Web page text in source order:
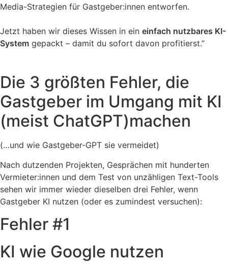
Media-Strategien für Gastgeber:innen entworfen.
Jetzt haben wir dieses Wissen in ein einfach nutzbares KI-
System gepackt – damit du sofort davon profitierst.”
Die 3 größten Fehler, die
Gastgeber im Umgang mit KI
(meist ChatGPT)machen
(…und wie Gastgeber-GPT sie vermeidet)
Nach dutzenden Projekten, Gesprächen mit hunderten
Vermieter:innen und dem Test von unzähligen Text-Tools
sehen wir immer wieder dieselben drei Fehler, wenn
Gastgeber KI nutzen (oder es zumindest versuchen):
Fehler #1
KI wie Google nutzen